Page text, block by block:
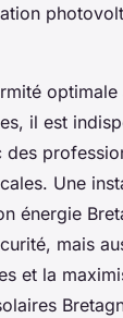
il est
Une
énergie
mais
et la